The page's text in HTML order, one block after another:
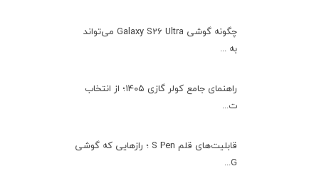
چگونه گوشی Galaxy S26 Ultra می‌تواند
به ...
راهنمای جامع کولر گازی ۱۴۰۵؛ از انتخاب
ت...
قابلیت‌های قلم S Pen ؛ رازهایی که گوشی
G...